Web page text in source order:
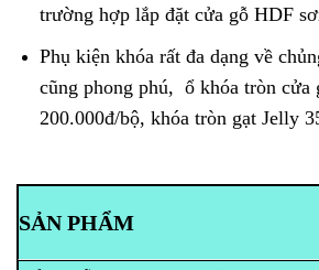
trường hợp lắp đặt cửa gỗ HDF
Phụ kiện khóa rất đa dạng về
cũng phong phú, ổ khóa tròn cửa
200.000đ/bộ, khóa tròn gạt Jelly
SẢN PHẨM